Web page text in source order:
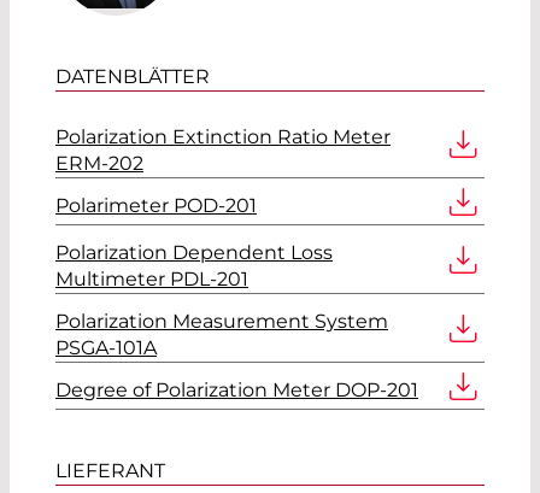
DATENBLÄTTER
Polarization Extinction Ratio Meter
ERM-202
Polarimeter POD-201
Polarization Dependent Loss
Multimeter PDL-201
Polarization Measurement System
PSGA-101A
Degree of Polarization Meter DOP-201
LIEFERANT